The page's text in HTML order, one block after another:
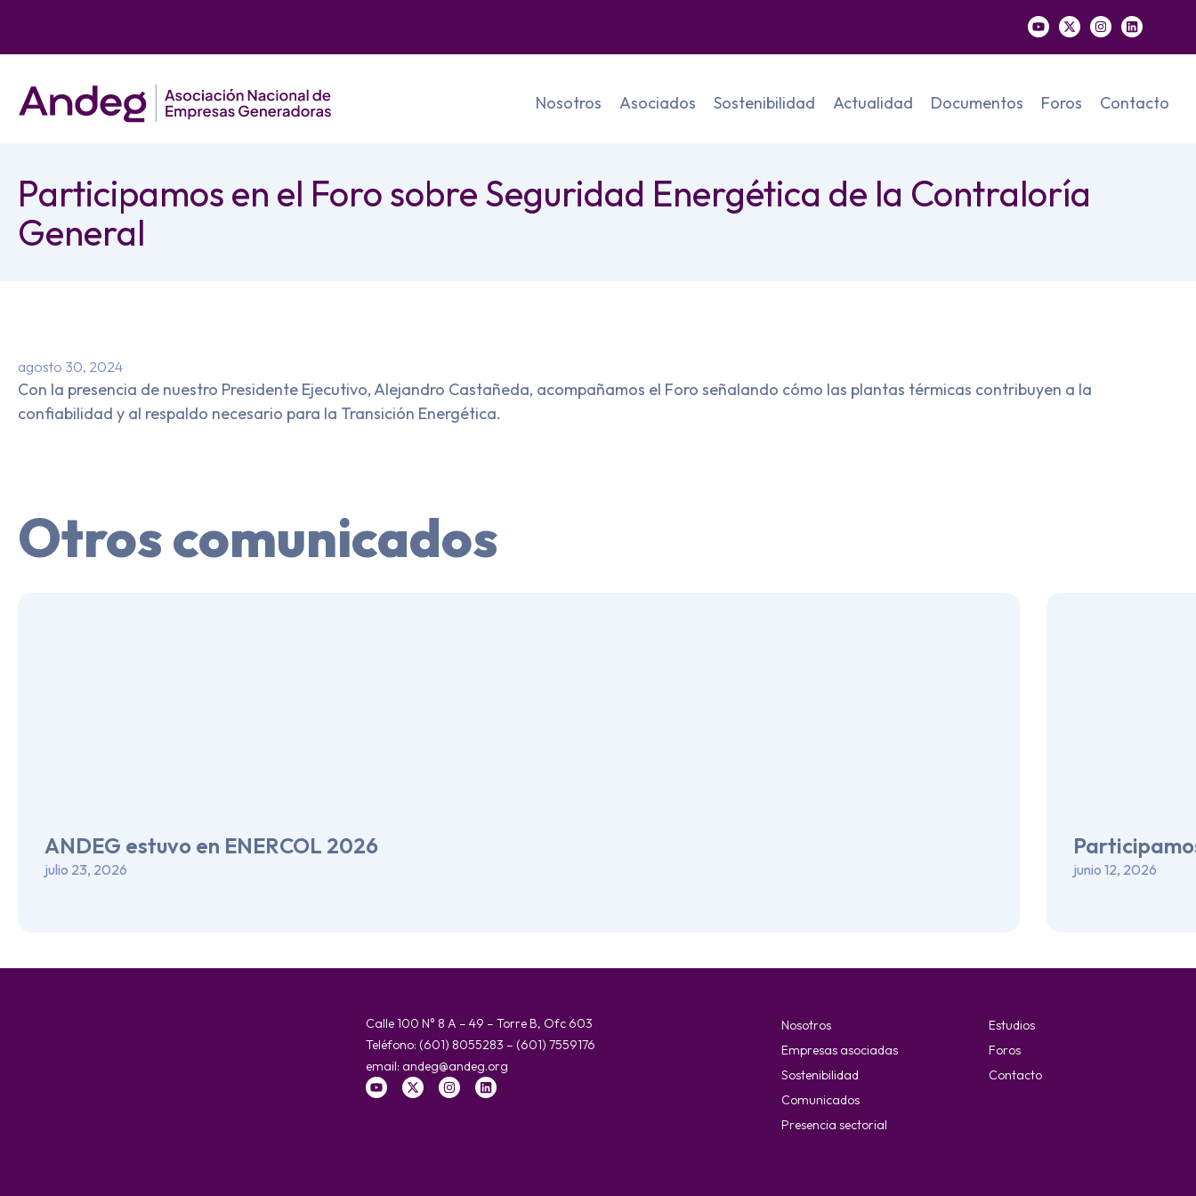
Nosotros Asociados Sostenibilidad Actualidad Documentos Foros Contacto
Participamos en el Foro sobre Seguridad Energética de la Contraloría
General
agosto 30, 2024
Con la presencia de nuestro Presidente Ejecutivo, Alejandro Castañeda, acompañamos el Foro señalando cómo las plantas térmicas contribuyen a la
confiabilidad y al respaldo necesario para la Transición Energética.
Otros comunicados
ANDEG estuvo en ENERCOL 2026
julio 23, 2026 junio 12, 2026
Calle 100 N° 8 A – 49 – Torre B, Ofc 603
Teléfono: (601) 8055283 – (601) 7559176
email: andeg@andeg.org
Nosotros
Empresas asociadas
Sostenibilidad
Comunicados
Presencia sectorial
Estudios
Foros
Contacto